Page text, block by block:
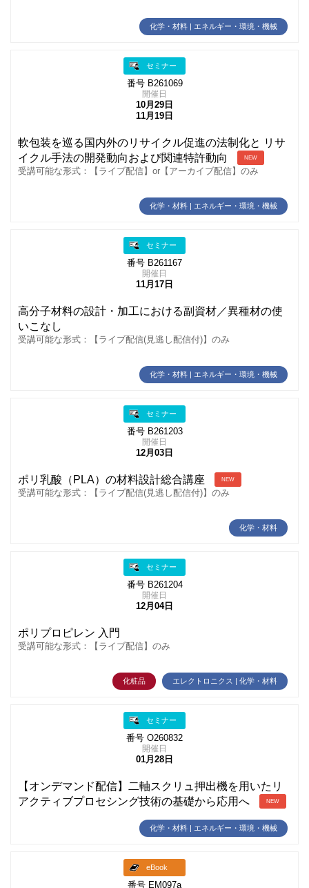
化学・材料 | エネルギー・環境・機械
セミナー
番号 B261069
開催日
10月29日
11月19日
軟包装を巡る国内外のリサイクル促進の法制化と リサ
イクル手法の開発動向および関連特許動向
NEW
受講可能な形式：【ライブ配信】or【アーカイブ配信】のみ
化学・材料 | エネルギー・環境・機械
セミナー
番号 B261167
開催日
11月17日
高分子材料の設計・加工における副資材／異種材の使
いこなし
受講可能な形式：【ライブ配信(見逃し配信付)】のみ
化学・材料 | エネルギー・環境・機械
セミナー
番号 B261203
開催日
12月03日
ポリ乳酸（PLA）の材料設計総合講座 NEW
受講可能な形式：【ライブ配信(見逃し配信付)】のみ
化学・材料
セミナー
番号 B261204
開催日
12月04日
ポリプロピレン 入門
受講可能な形式：【ライブ配信】のみ
化粧品 エレクトロニクス | 化学・材料
セミナー
番号 O260832
開催日
01月28日
【オンデマンド配信】二軸スクリュ押出機を用いたリ
アクティブプロセシング技術の基礎から応用へ
NEW
化学・材料 | エネルギー・環境・機械
eBook
番号 EM097a